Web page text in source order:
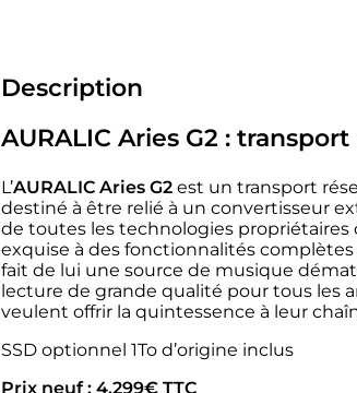
Description
AURALIC Aries G2 : transport
L’AURALIC Aries G2 est un transport
destiné à être relié à un convertisseur
de toutes les technologies propriétaires
exquise à des fonctionnalités
fait de lui une source de musique
lecture de grande qualité pour tous les
veulent offrir la quintessence à leur
SSD optionnel 1To d’origine inclus
Prix neuf : 4.299€ TTC